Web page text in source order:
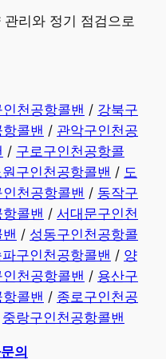
리와 정기 점검으로
천공항콜밴 / 강북구
콜밴 / 관악구인천공
/ 구로구인천공항콜
원구인천공항콜밴 / 도
천공항콜밴 / 동작구
콜밴 / 서대문구인천
/ 성동구인천공항콜
파구인천공항콜밴 / 양
천공항콜밴 / 용산구
콜밴 / 종로구인천공
중랑구인천공항콜밴
의